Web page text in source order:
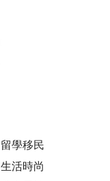
留學移民
生活時尚